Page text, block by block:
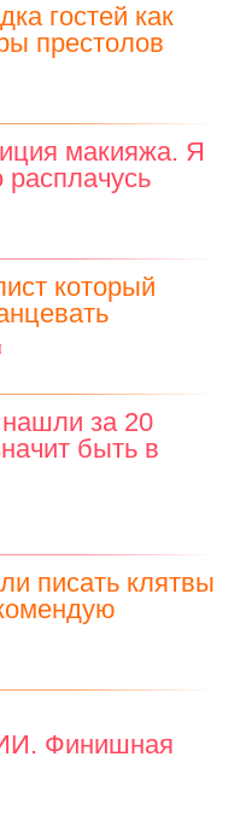
гостей как
престолов
макияжа. Я
который
нашли за 20
быть в
писать клятвы
Финишная